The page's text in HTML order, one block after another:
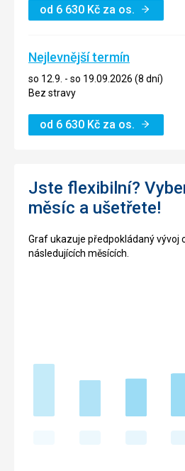
od 6 630 Kč za os.
Nejlevnější termín
so 12.9. - so 19.09.2026 (8 dní)
Bez stravy
od 6 630 Kč za os.
Jste flexibilní?
měsíc a ušetřete!
Graf ukazuje předpokládaný vývoj
následujících měsících.